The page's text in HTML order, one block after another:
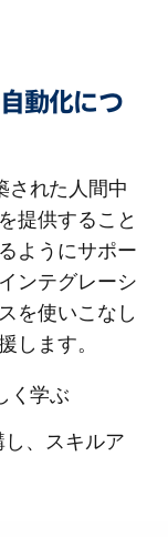
動化につ
れた人間中
提供すること
ようにサポー
ンテグレーシ
を使いこなし
します。
く学ぶ
し、スキルア